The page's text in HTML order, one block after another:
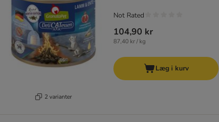
2 varianter
104,90 kr
87,40 kr / kg
Not Rated
Læg i kurv